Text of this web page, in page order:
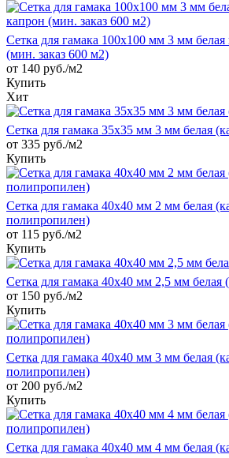
Сетка для гамака 100х100 мм 3 мм
(мин. заказ 600 м2)
от 140 руб./м2
Купить
Хит
Сетка для гамака 35х35 мм 3 мм белая
от 335 руб./м2
Купить
Сетка для гамака 40х40 мм 2 мм белая
полипропилен)
от 115 руб./м2
Купить
Сетка для гамака 40х40 мм 2,5 мм белая
от 150 руб./м2
Купить
Сетка для гамака 40х40 мм 3 мм белая
полипропилен)
от 200 руб./м2
Купить
Сетка для гамака 40х40 мм 4 мм белая